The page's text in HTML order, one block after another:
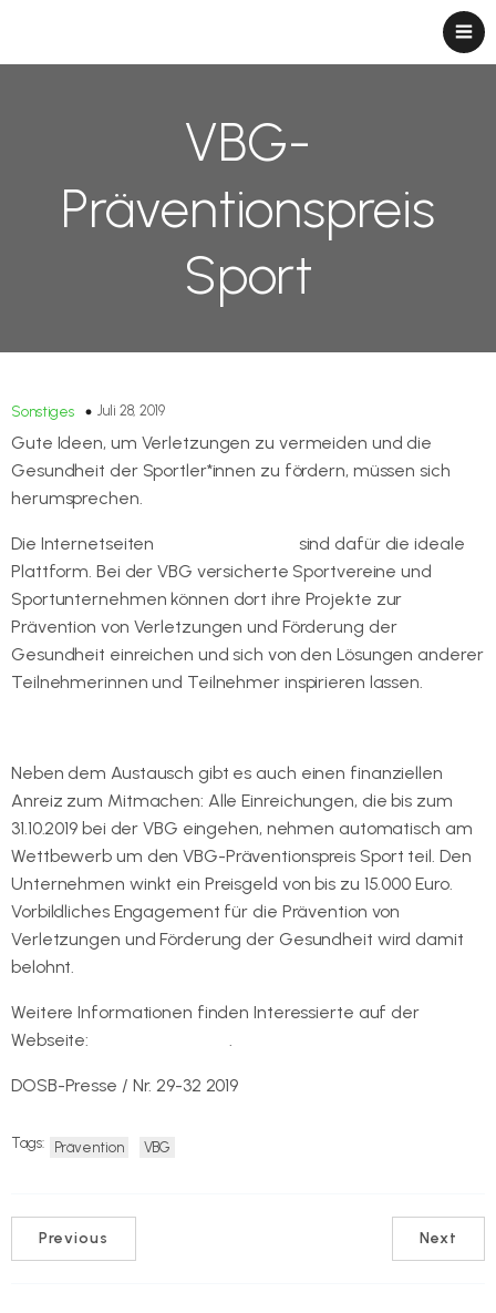
VBG-
Präventionspreis
Sport
Sonstiges Juli 28, 2019
Gute Ideen, um Verletzungen zu vermeiden und die
Gesundheit der Sportler*innen zu fördern, müssen sich
herumsprechen.
Die Internetseiten
sind dafür die ideale
Plattform. Bei der VBG versicherte Sportvereine und
Sportunternehmen können dort ihre Projekte zur
Prävention von Verletzungen und Förderung der
Gesundheit einreichen und sich von den Lösungen anderer
Teilnehmerinnen und Teilnehmer inspirieren lassen.
Neben dem Austausch gibt es auch einen finanziellen
Anreiz zum Mitmachen: Alle Einreichungen, die bis zum
31.10.2019 bei der VBG eingehen, nehmen automatisch am
Wettbewerb um den VBG-Präventionspreis Sport teil. Den
Unternehmen winkt ein Preisgeld von bis zu 15.000 Euro.
Vorbildliches Engagement für die Prävention von
Verletzungen und Förderung der Gesundheit wird damit
belohnt.
Weitere Informationen finden Interessierte auf der
Webseite:
.
DOSB-Presse / Nr. 29-32 2019
Tags: Prävention VBG
Previous Next